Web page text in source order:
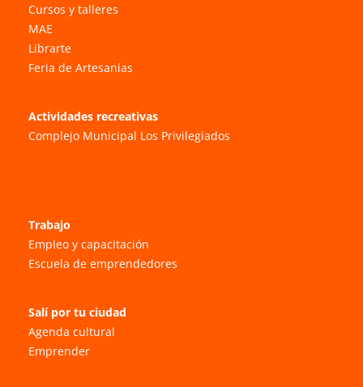
Cursos y talleres
MAE
Librarte
Feria de Artesanías
Actividades recreativas
Complejo Municipal Los Privilegiados
Trabajo
Empleo y capacitación
Escuela de emprendedores
Salí por tu ciudad
Agenda cultural
Emprender